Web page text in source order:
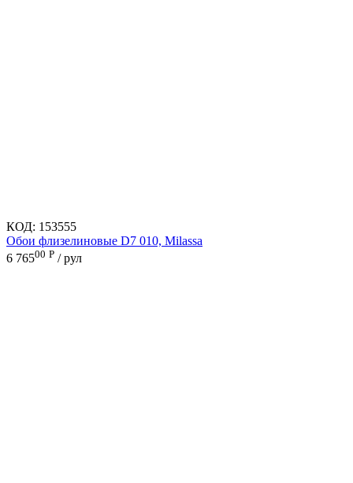
КОД: 153555
Обои флизелиновые D7 010, Milassa
6 76500 Р / рул